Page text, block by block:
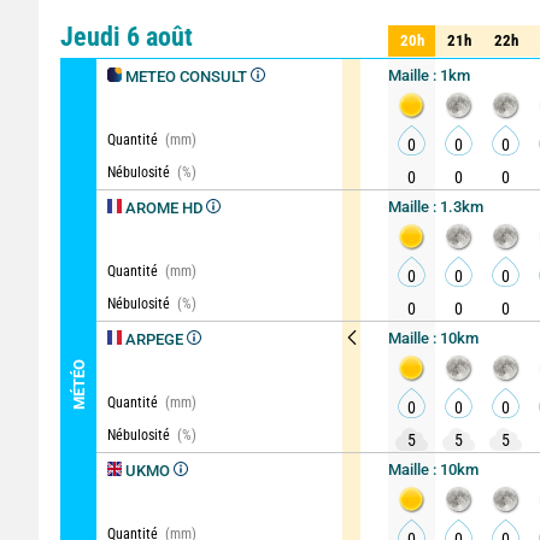
Comparateur détaillé
Jeudi 6 août
MÉTÉO
METEO CONSULT
Quantité (mm)
Nébulosité (%)
AROME HD
Quantité (mm)
Nébulosité (%)
ARPEGE
Quantité (mm)
Nébulosité (%)
UKMO
Quantité (mm)
20h 21h 22h
20h 21h 22h
Maille : 1km
0 0 0
0
0 0
Maille : 1.3km
0 0 0
0
0 0
Maille : 10km
0 0 0
5
5 5
Maille : 10km